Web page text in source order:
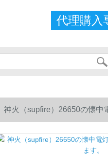
代理購入
神火（supfire）26650の懐中